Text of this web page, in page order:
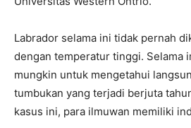
Labrador selama ini tidak pernah
dengan temperatur tinggi. Selama
mungkin untuk mengetahui
tumbukan yang terjadi berjuta
kasus ini, para ilmuwan memiliki